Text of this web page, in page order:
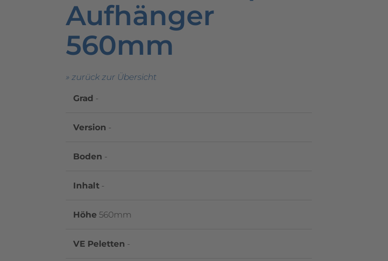
Aufhänger
560mm
» zurück zur Übersicht
Grad -
Version -
Boden -
Inhalt -
Höhe 560mm
VE Peletten -